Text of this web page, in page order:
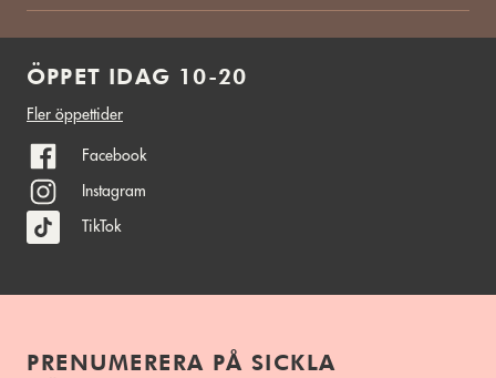
ÖPPET IDAG 10-20
Fler öppettider
Facebook
Instagram
TikTok
PRENUMERERA PÅ SICKLA